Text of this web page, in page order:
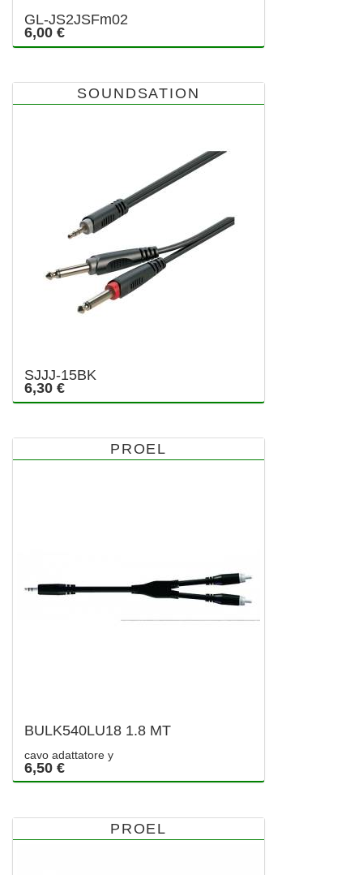
GL-JS2JSFm02
6,00 €
SOUNDSATION
SJJJ-15BK
6,30 €
PROEL
BULK540LU18 1.8 MT
cavo adattatore y
6,50 €
PROEL